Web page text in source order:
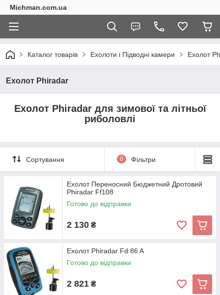
Michman.com.ua
Каталог товарів Ехолоти і Підводні камери Ехолот
Ехолот Phiradar
Ехолот Phiradar для зимової та літньої
риболовлі
Сортування 0 Фільтри
Ехолот Переносний Бюджетний Дротовий
Phiradar Ff108
Готово до відправки
2 130 ₴
Ехолот Phiradar Fd 86 A
Готово до відправки
2 821 ₴